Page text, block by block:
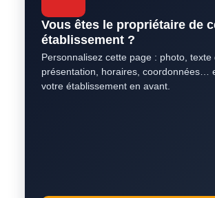
Vous êtes le propriétaire de
établissement ?
Personnalisez cette page : photo, texte
présentation, horaires, coordonnées…
votre établissement en avant.